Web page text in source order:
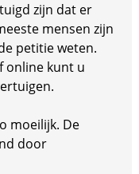
zijn dat er
mensen zijn
petitie weten.
online kunt u
moeilijk. De
door